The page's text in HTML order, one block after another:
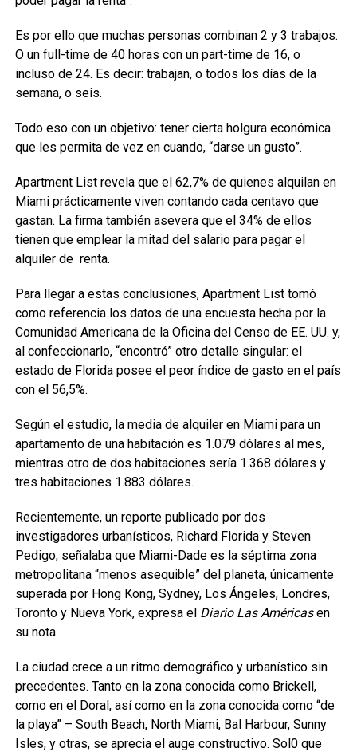
Es por ello que muchas personas combinan 2 y 3 trabajos.
O un full-time de 40 horas con un part-time de 16, o
incluso de 24. Es decir: trabajan, o todos los días de la
semana, o seis.
Todo eso con un objetivo: tener cierta holgura económica
que les permita de vez en cuando, “darse un gusto”.
Apartment List revela que el 62,7% de quienes alquilan en
Miami prácticamente viven contando cada centavo que
gastan. La firma también asevera que el 34% de ellos
tienen que emplear la mitad del salario para pagar el
alquiler de renta.
Para llegar a estas conclusiones, Apartment List tomó
como referencia los datos de una encuesta hecha por la
Comunidad Americana de la Oficina del Censo de EE. UU. y,
al confeccionarlo, “encontró” otro detalle singular: el
estado de Florida posee el peor índice de gasto en el país
con el 56,5%.
Según el estudio, la media de alquiler en Miami para un
apartamento de una habitación es 1.079 dólares al mes,
mientras otro de dos habitaciones sería 1.368 dólares y
tres habitaciones 1.883 dólares.
Recientemente, un reporte publicado por dos
investigadores urbanísticos, Richard Florida y Steven
Pedigo, señalaba que Miami-Dade es la séptima zona
metropolitana “menos asequible” del planeta, únicamente
superada por Hong Kong, Sydney, Los Ángeles, Londres,
Toronto y Nueva York, expresa el Diario Las Américasen
su nota.
La ciudad crece a un ritmo demográfico y urbanístico sin
precedentes. Tanto en la zona conocida como Brickell,
como en el Doral, así como en la zona conocida como “de
la playa” – South Beach, North Miami, Bal Harbour, Sunny
Isles, y otras, se aprecia el auge constructivo. Sol0 que